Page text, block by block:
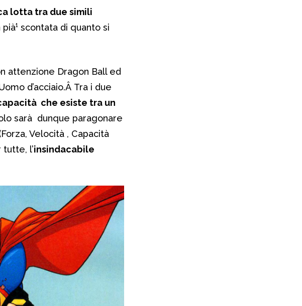
lotta tra due simili
scontata di quanto si
attenzione Dragon Ball ed
d’acciaio.Â Tra i due
che esiste tra un
sarà dunque paragonare
Velocità , Capacità
l’insindacabile